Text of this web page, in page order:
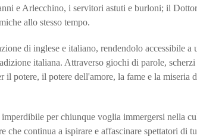
e Arlecchino, i servitori astuti e burloni; il
allo stesso tempo.
di inglese e italiano, rendendolo accessibile
italiana. Attraverso giochi di parole,
il potere, il potere dell'amore, la fame e la miseria
per chiunque voglia immergersi nella
che continua a ispirare e affascinare spettatori di